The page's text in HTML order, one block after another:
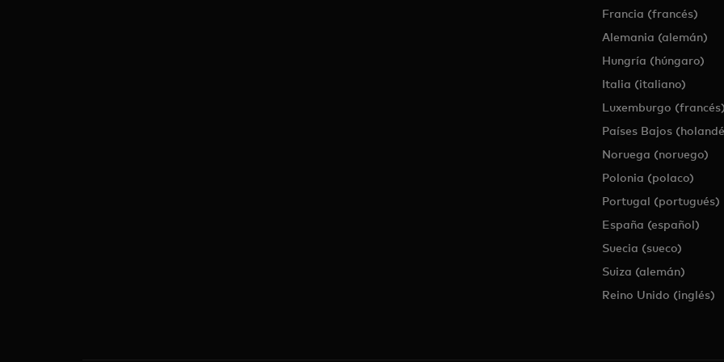
Francia (francés)
Alemania (alemán)
Hungría (húngaro)
Italia (italiano)
Luxemburgo
Países Bajos
Noruega (noruego)
Polonia (polaco)
Portugal (portugués)
España (español)
Suecia (sueco)
Suiza (alemán)
Reino Unido (inglés)